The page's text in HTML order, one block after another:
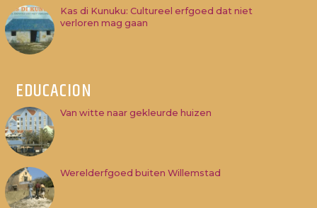
Kas di Kunuku: Cultureel erfgoed dat niet
verloren mag gaan
EDUCACION
Van witte naar gekleurde huizen
Werelderfgoed buiten Willemstad